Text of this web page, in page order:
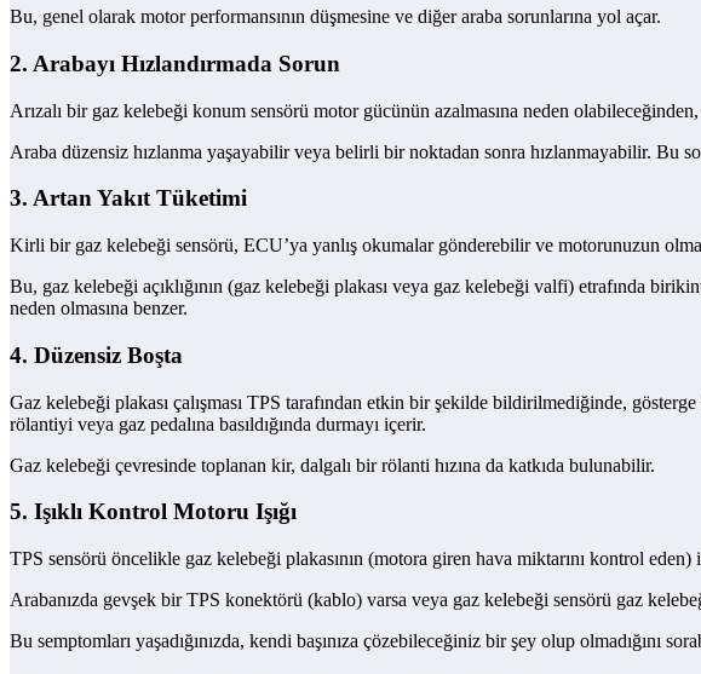
Bu, genel olarak motor performansının düşmesine ve diğer araba sorunlarına yol açar.
2. Arabayı Hızlandırmada Sorun
Arızalı bir gaz kelebeği konum sensörü motor gücünün azalmasına neden olabileceğinden,
Araba düzensiz hızlanma yaşayabilir veya belirli bir noktadan sonra hızlanmayabilir. Bu
3. Artan Yakıt Tüketimi
Kirli bir gaz kelebeği sensörü, ECU’ya yanlış okumalar gönderebilir ve motorunuzun
Bu, gaz kelebeği açıklığının (gaz kelebeği plakası veya gaz kelebeği valfi) etrafında
neden olmasına benzer.
4. Düzensiz Boşta
Gaz kelebeği plakası çalışması TPS tarafından etkin bir şekilde bildirilmediğinde,
rölantiyi veya gaz pedalına basıldığında durmayı içerir.
Gaz kelebeği çevresinde toplanan kir, dalgalı bir rölanti hızına da katkıda bulunabilir.
5. Işıklı Kontrol Motoru Işığı
TPS sensörü öncelikle gaz kelebeği plakasının (motora giren hava miktarını kontrol
Arabanızda gevşek bir TPS konektörü (kablo) varsa veya gaz kelebeği sensörü gaz
Bu semptomları yaşadığınızda, kendi başınıza çözebileceğiniz bir şey olup olmadığını